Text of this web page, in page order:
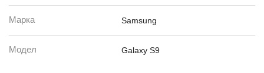
Марка Samsung
Модел Galaxy S9